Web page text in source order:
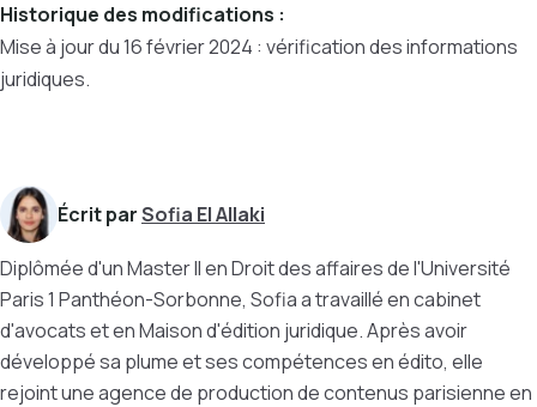
Historique des modifications :
Mise à jour du 16 février 2024 : vérification des informations
juridiques.
Écrit parSofia El Allaki
Diplômée d'un Master II en Droit des affaires de l'Université
Paris 1 Panthéon-Sorbonne, Sofia a travaillé en cabinet
d'avocats et en Maison d'édition juridique. Après avoir
développé sa plume et ses compétences en édito, elle
rejoint une agence de production de contenus parisienne en